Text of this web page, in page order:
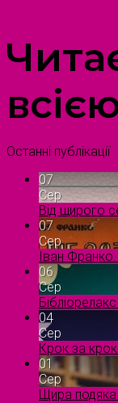
Останні публікації
07
Сер
Від щирого
07
Сер
Іван
06
Сер
04
Сер
Крок за
01
Сер
Щира